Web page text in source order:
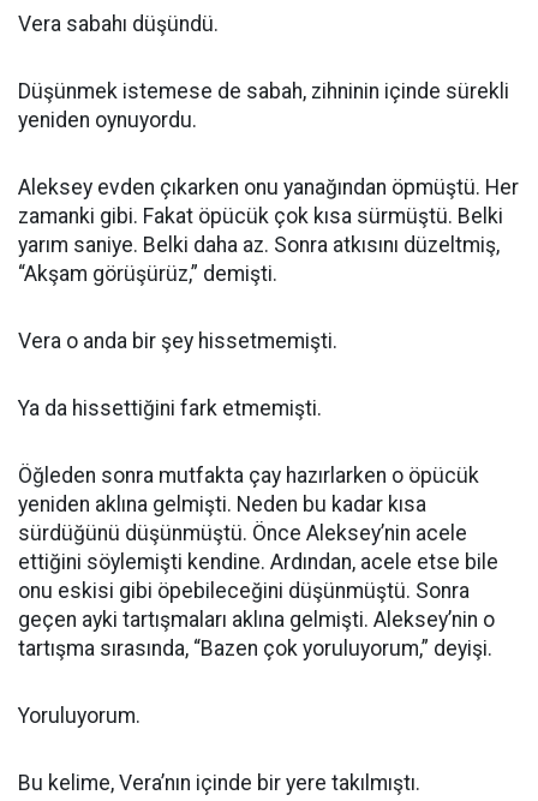
Vera sabahı düşündü.
Düşünmek istemese de sabah, zihninin içinde sürekli
yeniden oynuyordu.
Aleksey evden çıkarken onu yanağından öpmüştü. Her
zamanki gibi. Fakat öpücük çok kısa sürmüştü. Belki
yarım saniye. Belki daha az. Sonra atkısını düzeltmiş,
“Akşam görüşürüz,” demişti.
Vera o anda bir şey hissetmemişti.
Ya da hissettiğini fark etmemişti.
Öğleden sonra mutfakta çay hazırlarken o öpücük
yeniden aklına gelmişti. Neden bu kadar kısa
sürdüğünü düşünmüştü. Önce Aleksey’nin acele
ettiğini söylemişti kendine. Ardından, acele etse bile
onu eskisi gibi öpebileceğini düşünmüştü. Sonra
geçen ayki tartışmaları aklına gelmişti. Aleksey’nin o
tartışma sırasında, “Bazen çok yoruluyorum,” deyişi.
Yoruluyorum.
Bu kelime, Vera’nın içinde bir yere takılmıştı.